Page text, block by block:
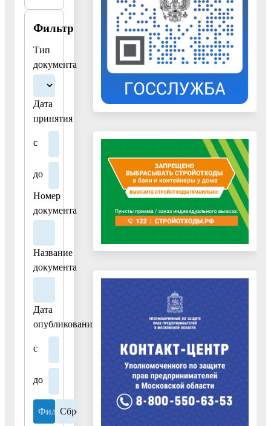
Фильтр
Тип
документа
Дата
принятия
с
до
Номер
документа
Название
документа
Дата
опубликования
с
до
изменений
административный
предоставления
муниципальной
услуги
«Включение
протокол
общественных
обсуждений
деятельности»,
утвержденный
постановлением
Администрации
округа
Воскресенск